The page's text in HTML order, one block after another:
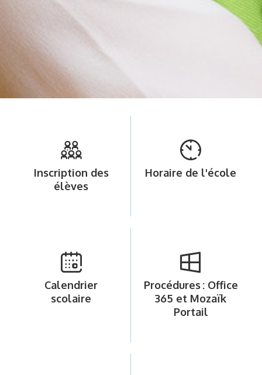
Inscription des
élèves
Horaire de l'école
Calendrier
scolaire
Procédures : Office
365 et Mozaïk
Portail